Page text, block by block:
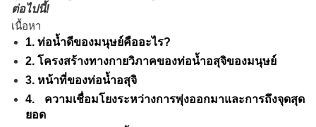
ต่อไปนี้!
เนื้อหา
1. ท่อน้ำดีของมนุษย์คืออะไร?
2. โครงสร้างทางกายวิภาคของท่อน้ำอสุจิของมนุษย์
3. หน้าที่ของท่อน้ำอสุจิ
4. ความเชื่อมโยงระหว่างการพุ่งออกมาและการถึงจุดสุด
ยอด